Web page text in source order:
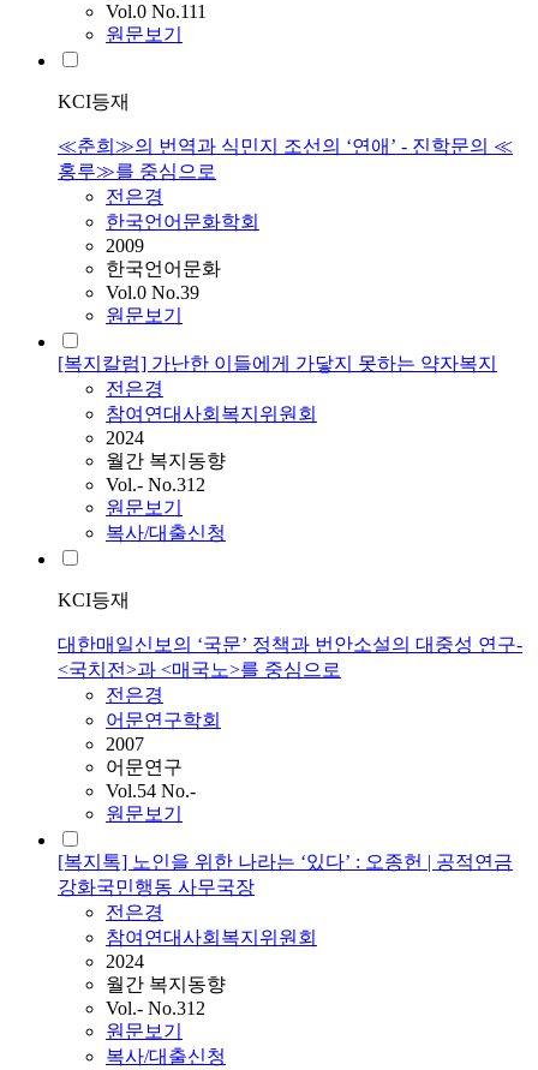
Vol.0 No.111
원문보기
KCI등재
≪춘희≫의 번역과 식민지 조선의 ‘연애’ - 진학문의 ≪
홍루≫를 중심으로
전은경
한국언어문화학회
2009
한국언어문화
Vol.0 No.39
원문보기
[복지칼럼] 가난한 이들에게 가닿지 못하는 약자복지
전은경
참여연대사회복지위원회
2024
월간 복지동향
Vol.- No.312
원문보기
복사/대출신청
KCI등재
대한매일신보의 ‘국문’ 정책과 번안소설의 대중성 연구-
<국치전>과 <매국노>를 중심으로
전은경
어문연구학회
2007
어문연구
Vol.54 No.-
원문보기
[복지톡] 노인을 위한 나라는 ‘있다’ : 오종헌 | 공적연금
강화국민행동 사무국장
전은경
참여연대사회복지위원회
2024
월간 복지동향
Vol.- No.312
원문보기
복사/대출신청